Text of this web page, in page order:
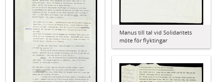
Manus till tal vid Solidaritets
möte för flyktingar